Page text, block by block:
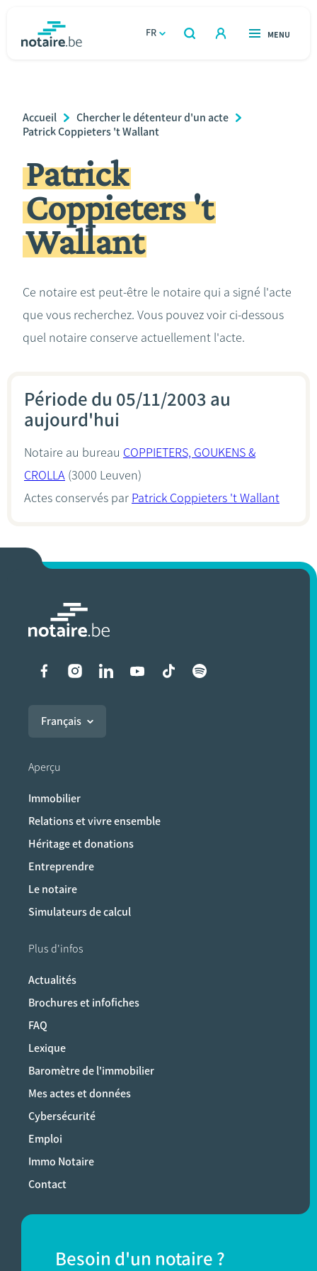
FR
OUVERT
RECHERCHER
OUVERT
MENU
Relations et vivre ensemble
Héritage et donations
Entreprendre
Le notaire
Calculateurs
Breadcrumb
Accueil
Chercher le détenteur d'un acte
Patrick Coppieters 't Wallant
Patrick
Coppieters 't
Wallant
Ce notaire est peut-être le notaire qui a signé l'acte
que vous recherchez. Vous pouvez voir ci-dessous
quel notaire conserve actuellement l'acte.
Période du 05/11/2003 au
aujourd'hui
Notaire au bureau COPPIETERS, GOUKENS &
CROLLA (3000 Leuven)
Actes conservés par Patrick Coppieters 't Wallant
Liens vers les réseaux
Français
Aperçu
Immobilier
Relations et vivre ensemble
Héritage et donations
Entreprendre
Le notaire
Simulateurs de calcul
Plus d'infos
Actualités
Brochures et infofiches
FAQ
Lexique
Baromètre de l'immobilier
Mes actes et données
Cybersécurité
Emploi
Immo Notaire
Contact
Besoin d'un notaire ?